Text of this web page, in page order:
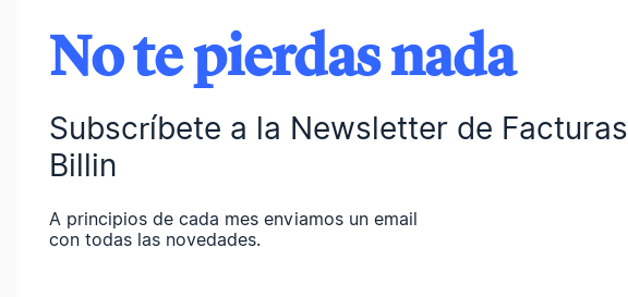
No te pierdas nada
Subscríbete a la Newsletter de Facturas
Billin
A principios de cada mes enviamos un email
con todas las novedades.